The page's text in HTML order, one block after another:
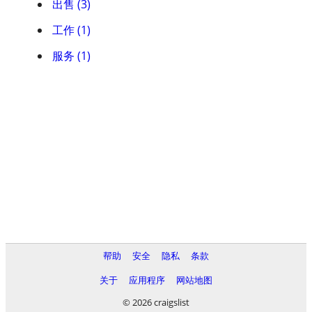
出售 (3)
工作 (1)
服务 (1)
帮助 安全 隐私
条款
关于
应用程序
网站地图
© 2026 craigslist